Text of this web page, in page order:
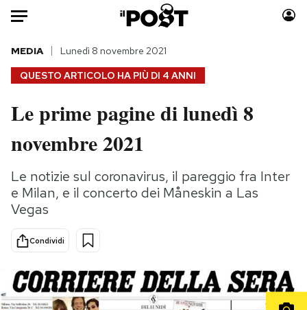
Auto
HOME
Italia
Politica
Tecnologia
Internet
Scienza
Cultura
Economia
Sport
Moda
Storie/Idee
Ok Boomer!
Mondiali calcio 2026
QUESTO ARTICOLO HA PIÙ DI 4 ANNI
MEDIA Lunedì 8 novembre 2021
Le prime pagine di lunedì 8
novembre 2021
Le notizie sul coronavirus, il pareggio fra Inter
e Milan, e il concerto dei Måneskin a Las
Vegas
Condividi